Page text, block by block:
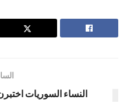
النساء السوريات